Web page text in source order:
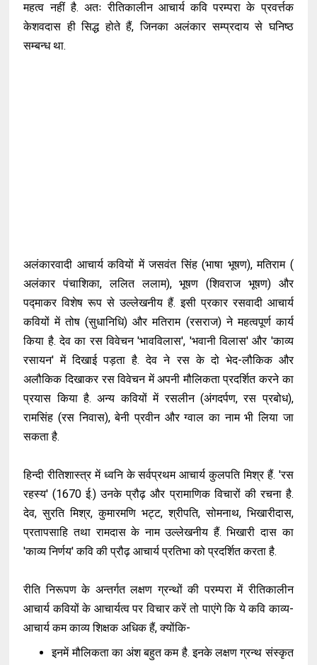
महत्व नहीं है. अतः रीतिकालीन आचार्य कवि परम्परा के प्रवर्त्तक
केशवदास ही सिद्ध होते हैं, जिनका अलंकार सम्प्रदाय से घनिष्ठ
सम्बन्ध था.
अलंकारवादी आचार्य कवियों में जसवंत सिंह (भाषा भूषण), मतिराम (
अलंकार पंचाशिका, ललित ललाम), भूषण (शिवराज भूषण) और
पद्माकर विशेष रूप से उल्लेखनीय हैं. इसी प्रकार रसवादी आचार्य
कवियों में तोष (सुधानिधि) और मतिराम (रसराज) ने महत्वपूर्ण कार्य
किया है. देव का रस विवेचन 'भावविलास', 'भवानी विलास' और 'काव्य
रसायन' में दिखाई पड़ता है. देव ने रस के दो भेद-लौकिक और
अलौकिक दिखाकर रस विवेचन में अपनी मौलिकता प्रदर्शित करने का
प्रयास किया है. अन्य कवियों में रसलीन (अंगदर्पण, रस प्रबोध),
रामसिंह (रस निवास), बेनी प्रवीन और ग्वाल का नाम भी लिया जा
सकता है.
हिन्दी रीतिशास्त्र में ध्वनि के सर्वप्रथम आचार्य कुलपति मिश्र हैं. 'रस
रहस्य' (1670 ई.) उनके प्रौढ़ और प्रामाणिक विचारों की रचना है.
देव, सुरति मिश्र, कुमारमणि भट्ट, श्रीपति, सोमनाथ, भिखारीदास,
प्रतापसाहि तथा रामदास के नाम उल्लेखनीय हैं. भिखारी दास का
'काव्य निर्णय' कवि की प्रौढ़ आचार्य प्रतिभा को प्रदर्शित करता है.
रीति निरूपण के अन्तर्गत लक्षण ग्रन्थों की परम्परा में रीतिकालीन
आचार्य कवियों के आचार्यत्व पर विचार करें तो पाएंगे कि ये कवि काव्य-
आचार्य कम काव्य शिक्षक अधिक हैं, क्योंकि-
इनमें मौलिकता का अंश बहुत कम है. इनके लक्षण ग्रन्थ संस्कृत